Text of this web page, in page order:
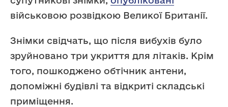
військовою розвідкою Великої Британії.
Знімки свідчать, що після вибухів було
зруйновано три укриття для літаків. Крім
того, пошкоджено обтічник антени,
допоміжні будівлі та відкриті складські
приміщення.